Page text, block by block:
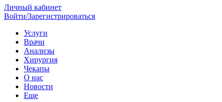
Личный кабинет
Войти/Зарегистрироваться
Услуги
Врачи
Анализы
Хирургия
Чекапы
О нас
Новости
Еще